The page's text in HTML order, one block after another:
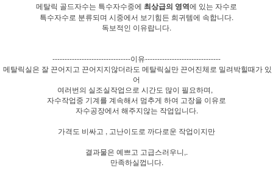
메탈릭 골드자수는 특수자수중에 최상급의 영역에 있는 자수로
특수자수로 분류되며 시중에서 보기힘든 희귀템에 속합니다.
독보적인 이유랍니다.
--------------------------------이유-------------------------------
메탈릭실은 잘 끈어지고 끈어지지않더라도 메탈릭실만 끈어진체로 밀려박힐때가 있
어
여러번의 실조실작업으로 시간도 많이 필요하며,
자수작업중 기계를 계속해서 멈추게 하여 고장을 이유로
자수공장에서 해주지않는 작업입니다.
가격도 비싸고 , 고난이도로 까다로운 작업이지만
결과물은 예쁘고 고급스러우니,.
만족하실껍니다.